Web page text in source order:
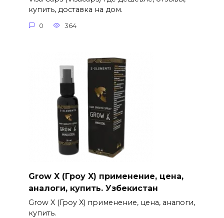
купить, доставка на дом.
0 364
Grow X (Гроу X) применение, цена,
аналоги, купить. Узбекистан
Grow X (Гроу X) применение, цена, аналоги,
купить.